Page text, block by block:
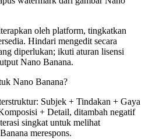
oleh platform, tingkatkan
Hindari mengedit secara
diperlukan; ikuti aturan lisensi
Nano Banana.
Nano Banana?
Subjek + Tindakan + Gaya
+ Detail, ditambah negatif
singkat untuk melihat
merespons.